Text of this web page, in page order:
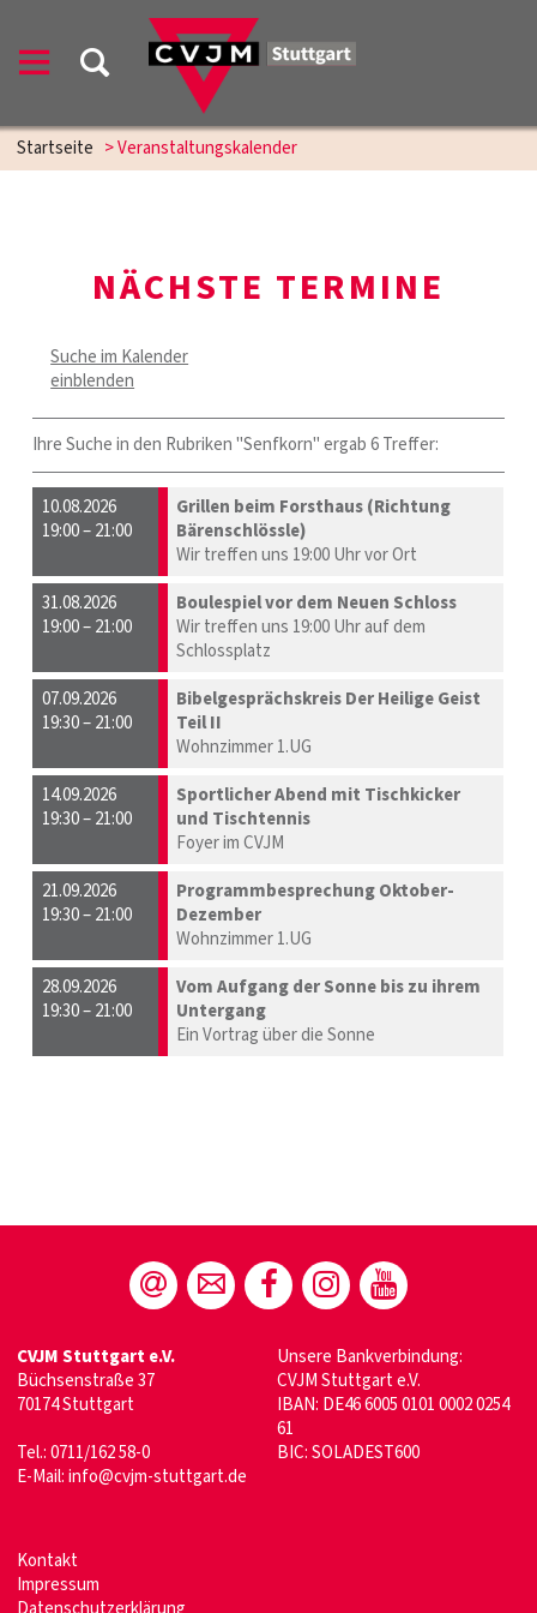
Startseite > Veranstaltungskalender
NÄCHSTE TERMINE
Suche im Kalender
einblenden
Ihre Suche in den Rubriken "Senfkorn" ergab 6 Treffer:
10.08.2026
19:00 – 21:00
Grillen beim Forsthaus (Richtung
Bärenschlössle)
Wir treffen uns 19:00 Uhr vor Ort
31.08.2026
19:00 – 21:00
Boulespiel vor dem Neuen Schloss
Wir treffen uns 19:00 Uhr auf dem
Schlossplatz
07.09.2026
19:30 – 21:00
Bibelgesprächskreis Der Heilige Geist
Teil II
Wohnzimmer 1.UG
14.09.2026
19:30 – 21:00
Sportlicher Abend mit Tischkicker
und Tischtennis
Foyer im CVJM
21.09.2026
19:30 – 21:00
Programmbesprechung Oktober-
Dezember
Wohnzimmer 1.UG
28.09.2026
19:30 – 21:00
Vom Aufgang der Sonne bis zu ihrem
Untergang
Ein Vortrag über die Sonne
CVJM Stuttgart e.V.
Büchsenstraße 37
70174 Stuttgart
Tel.: 0711/162 58-0
E-Mail:info@cvjm-stuttgart.de
Unsere Bankverbindung:
CVJM Stuttgart e.V.
IBAN: DE46 6005 0101 0002 0254
61
BIC: SOLADEST600
Kontakt
Impressum